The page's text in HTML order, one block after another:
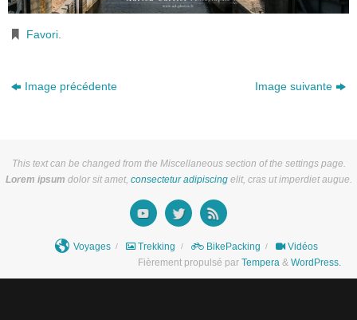
Favori.
Image précédente Image suivante
This text can be changed from the Miscellaneous section of the settings page.
Lorem ipsum dolor sit amet, consectetur adipiscingelit, cras ut imperdiet augue.
Voyages Trekking BikePacking
Vidéos
Fièrement propulsé par Tempera & WordPress.